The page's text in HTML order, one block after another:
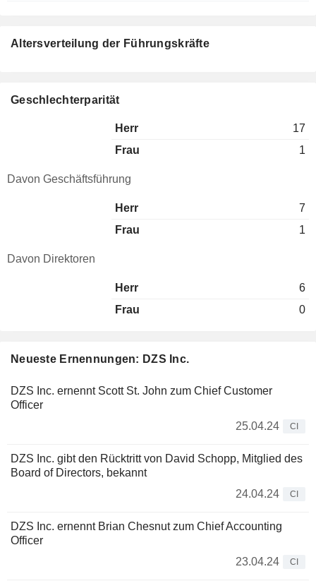
Neueste Ernennungen: DZS Inc.
DZS Inc. ernennt Scott St. John zum Chief Customer
Officer
25.04.24
CI
DZS Inc. gibt den Rücktritt von David Schopp, Mitglied des
Board of Directors, bekannt
24.04.24
CI
DZS Inc. ernennt Brian Chesnut zum Chief Accounting
Officer
23.04.24
CI
Altersverteilung der Führungskräfte
Geschlechterparität
Herr
17
Frau
1
Davon Geschäftsführung
Herr
7
Frau
1
Davon Direktoren
Herr
6
Frau
0